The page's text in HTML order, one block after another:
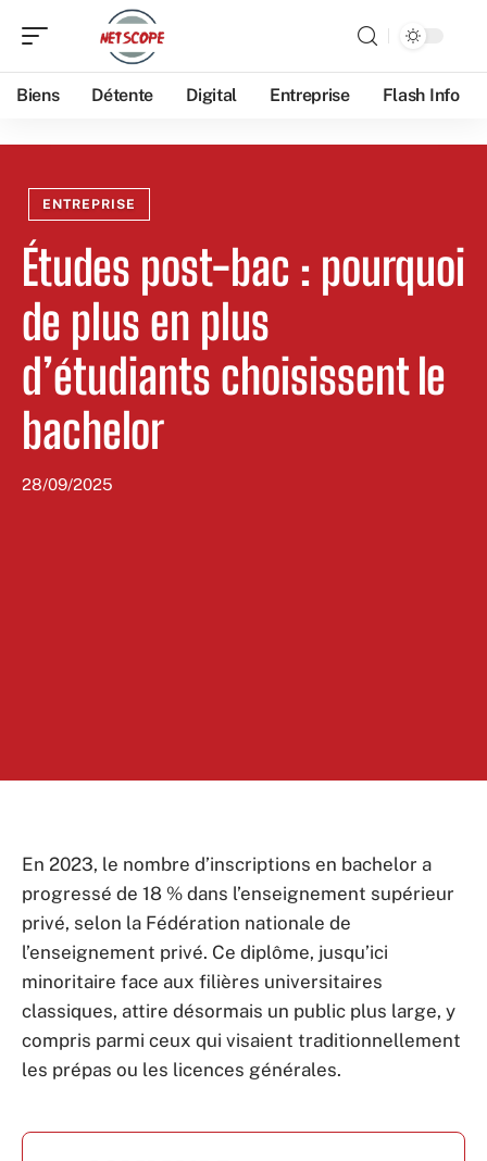
Biens Détente Digital Entreprise Flash Info
ENTREPRISE
Études post-bac : pourquoi
de plus en plus
d’étudiants choisissent le
bachelor
28/09/2025
En 2023, le nombre d’inscriptions en bachelor a
progressé de 18 % dans l’enseignement supérieur
privé, selon la Fédération nationale de
l’enseignement privé. Ce diplôme, jusqu’ici
minoritaire face aux filières universitaires
classiques, attire désormais un public plus large, y
compris parmi ceux qui visaient traditionnellement
les prépas ou les licences générales.